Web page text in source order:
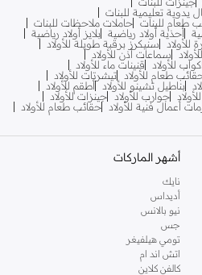
يدوية تعليمية للبنات
طعام للبنات حاملات ملاحظات للبنات
أحذية أولاد رياضية بلايز أولاد رياضية
سنيكرز برقبة طويلة للأولاد
سماعات أذن للأولاد
اكواب للأولاد
قنينات ماء للأولاد
طعام للأولاد
تيشرتات للأولاد
بناطيل تشينو للأولاد
أطقم للأولاد
جوارب للأولاد جينزات للأولاد
أعمال فنية للأولاد
حقائب طعام للأولاد
أشهر الماركات
نايك
أديداس
نيو بالانس
جس
تومي هيلفيغر
اتش اند ام
كالفن كلاين